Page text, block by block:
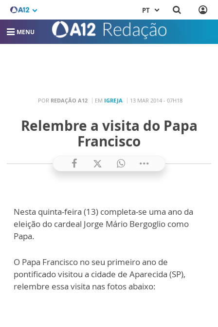
PT
MENU
POR REDAÇÃO A12 EM IGREJA 13 MAR 2014 - 07H18
Relembre a visita do Papa
Francisco
Nesta quinta-feira (13) completa-se uma ano da
eleição do cardeal Jorge Mário Bergoglio como
Papa.
O Papa Francisco no seu primeiro ano de
pontificado visitou a cidade de Aparecida (SP),
relembre essa visita nas fotos abaixo: